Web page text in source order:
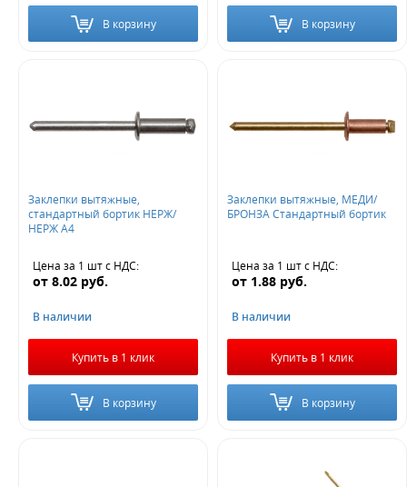
В корзину В корзину
Заклепки вытяжные,
стандартный бортик НЕРЖ/
НЕРЖ A4
Цена за 1 штс НДС:
от 8.02 руб.
В наличии
Купить в 1 клик
В корзину
Заклепки вытяжные, МЕДИ/
БРОНЗА Стандартный бортик
Цена за 1 штс НДС:
от 1.88 руб.
В наличии
Купить в 1 клик
В корзину